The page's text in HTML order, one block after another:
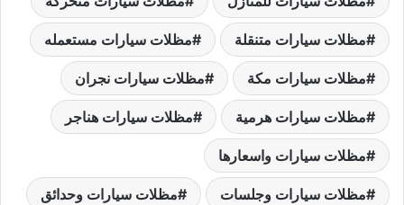
مظلات سيارات متنقلة مظلات سيارات مستعمله
مظلات سيارات مكة مظلات سيارات نجران
مظلات سيارات هرمية مظلات سيارات هناجر
مظلات سيارات واسعارها
مظلات سيارات وجلسات مظلات سيارات وحدائق